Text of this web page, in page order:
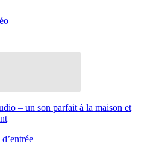
– un son parfait à la maison et